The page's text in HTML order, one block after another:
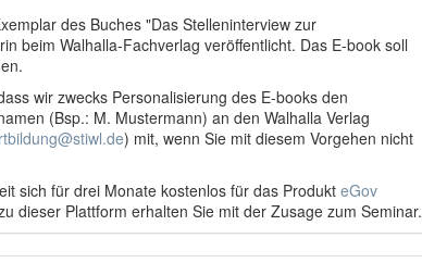
des Buches "Das Stelleninterview zur
beim Walhalla-Fachverlag veröffentlicht. Das E-book soll
wir zwecks Personalisierung des E-books den
(Bsp.: M. Mustermann) an den Walhalla Verlag
) mit, wenn Sie mit diesem Vorgehen nicht
sich für drei Monate kostenlos für das Produkt eGov
dieser Plattform erhalten Sie mit der Zusage zum Seminar.